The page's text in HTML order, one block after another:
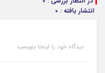
انتشار یافته : 0
دیدگاه خود را اینجا بنویسید